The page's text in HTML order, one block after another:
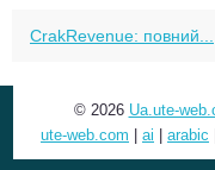
CrakRevenue: повний...
© 2026 Ua.ute-
ute-web.com
ai arabic